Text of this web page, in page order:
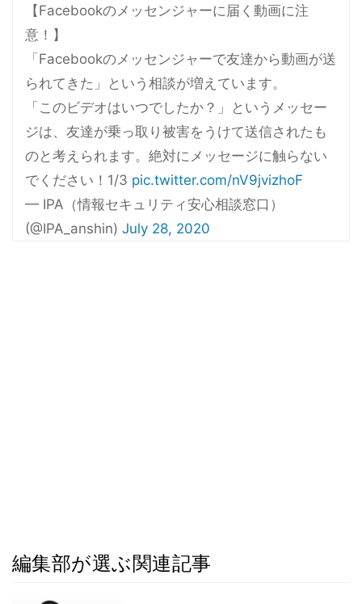
【Facebookのメッセンジャーに届く動画に注
意！】
「Facebookのメッセンジャーで友達から動画が送
られてきた」という相談が増えています。
「このビデオはいつでしたか？」というメッセー
ジは、友達が乗っ取り被害をうけて送信されたも
のと考えられます。絶対にメッセージに触らない
でください！1/3 pic.twitter.com/nV9jvizhoF
— IPA（情報セキュリティ安心相談窓口）
(@IPA_anshin) July 28, 2020
編集部が選ぶ関連記事